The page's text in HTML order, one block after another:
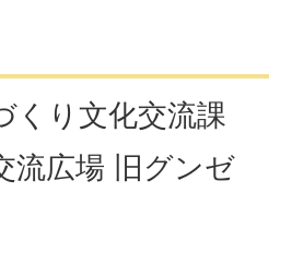
くり文化交流課
流広場 旧グンゼ